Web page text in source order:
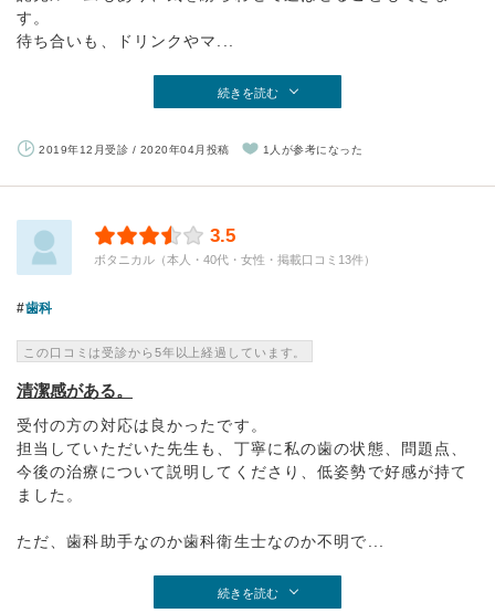
す。
待ち合いも、ドリンクやマ...
続きを読む
2019年12月受診 / 2020年04月投稿 1人が参考になった
3.5
ボタニカル（本人・40代・女性・掲載口コミ13件）
歯科
この口コミは受診から5年以上経過しています。
清潔感がある。
受付の方の対応は良かったです。
担当していただいた先生も、丁寧に私の歯の状態、問題点、
今後の治療について説明してくださり、低姿勢で好感が持て
ました。
ただ、歯科助手なのか歯科衛生士なのか不明で...
続きを読む